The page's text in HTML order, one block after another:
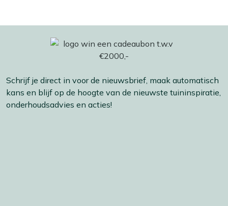
Schrijf je direct in voor de nieuwsbrief, maak automatisch
kans en blijf op de hoogte van de nieuwste tuininspiratie,
onderhoudsadvies en acties!